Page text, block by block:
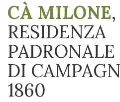
CÀ MILONE,
RESIDENZA
PADRONALE
DI
1860